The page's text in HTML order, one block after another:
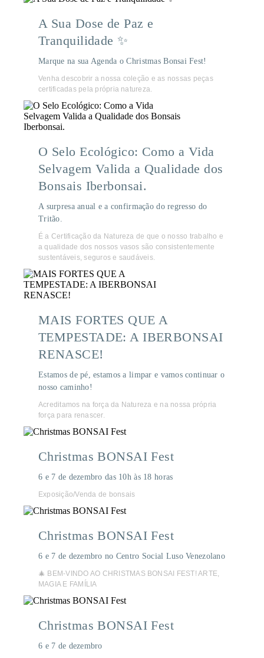
A Sua Dose de Paz e
Tranquilidade ✨
Marque na sua Agenda o Christmas Bonsai Fest!
Venha descobrir a nossa coleção e as nossas peças
certificadas pela própria natureza.
O Selo Ecológico: Como a Vida
Selvagem Valida a Qualidade dos
Bonsais Iberbonsai.
A surpresa anual e a confirmação do regresso do
Tritão.
É a Certificação da Natureza de que o nosso trabalho e
a qualidade dos nossos vasos são consistentemente
sustentáveis, seguros e saudáveis.
MAIS FORTES QUE A
TEMPESTADE: A IBERBONSAI
RENASCE!
Estamos de pé, estamos a limpar e vamos continuar o
nosso caminho!
Acreditamos na força da Natureza e na nossa própria
força para renascer.
Christmas BONSAI Fest
6 e 7 de dezembro das 10h às 18 horas
Exposição/Venda de bonsais
Christmas BONSAI Fest
6 e 7 de dezembro no Centro Social Luso Venezolano
🎄 BEM-VINDO AO CHRISTMAS BONSAI FEST! ARTE,
MAGIA E FAMÍLIA
Christmas BONSAI Fest
6 e 7 de dezembro